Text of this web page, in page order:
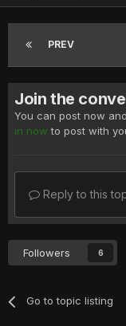
PREV
Join the
You can post now
in now to post with
Reply to this
Followers 6
Go to topic listing